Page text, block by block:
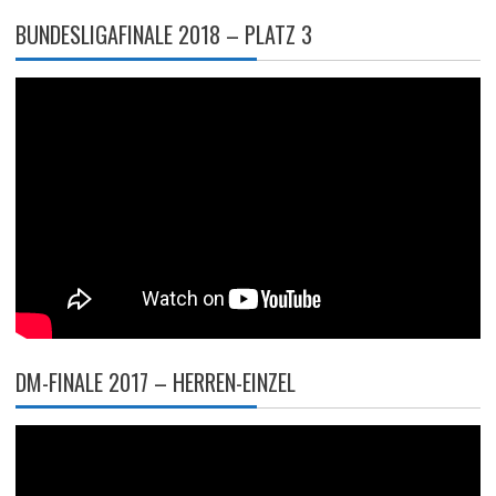
BUNDESLIGAFINALE 2018 – PLATZ 3
DM-FINALE 2017 – HERREN-EINZEL